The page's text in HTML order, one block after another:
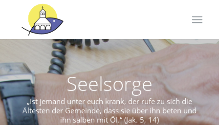
Seelsorge
„Ist jemand unter euch krank, der rufe zu sich die
Ältesten der Gemeinde, dass sie über ihn beten und
ihn salben mit Öl.“ (Jak. 5, 14)